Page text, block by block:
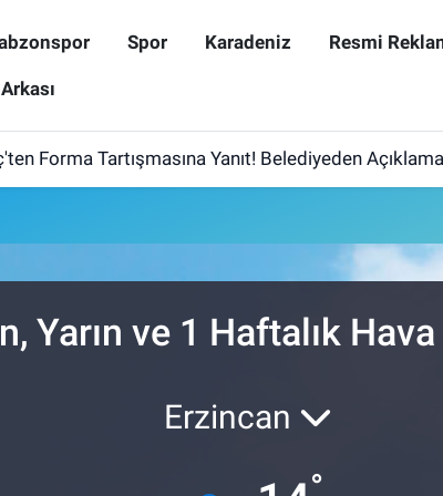
Spor Karadeniz Resmi
Forma Tartışmasına Yanıt! Belediyeden
Yarın ve 1 Haftalık
Erzincan
°